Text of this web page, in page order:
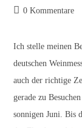
Autor:
Beitrags-
0 Kommentare
Ich stelle meinen
deutschen
auch der richtige
gerade zu
sonnigen Juni. Bis